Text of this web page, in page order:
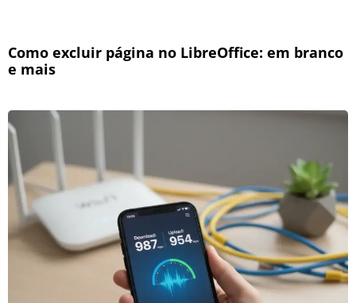
Como excluir página no LibreOffice: em branco
e mais